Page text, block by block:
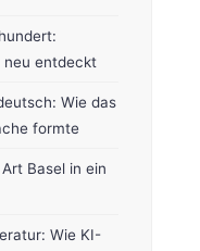
neu entdeckt
Wie das
formte
Basel in ein
Wie KI-